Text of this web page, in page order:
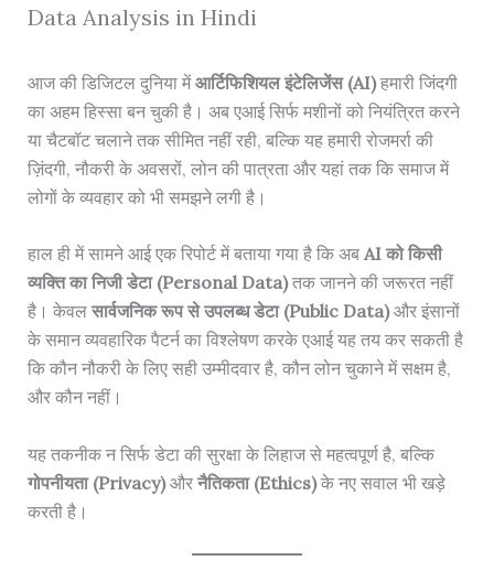
Data Analysis in Hindi
आज की डिजिटल दुनिया मेंआर्टिफिशियल इंटेलिजेंस (AI)हमारी जिंदगी
का अहम हिस्सा बन चुकी है। अब एआई सिर्फ मशीनों को नियंत्रित करने
या चैटबॉट चलाने तक सीमित नहीं रही, बल्कि यह हमारी रोजमर्रा की
ज़िंदगी, नौकरी के अवसरों, लोन की पात्रता और यहां तक कि समाज में
लोगों के व्यवहार को भी समझने लगी है।
हाल ही में सामने आई एक रिपोर्ट में बताया गया है कि अब AI को किसी
व्यक्ति का निजी डेटा (Personal Data)तक जानने की जरूरत नहीं
है। केवल सार्वजनिक रूप से उपलब्ध डेटा (Public Data)और इंसानों
के समान व्यवहारिक पैटर्न का विश्लेषण करके एआई यह तय कर सकती है
कि कौन नौकरी के लिए सही उम्मीदवार है, कौन लोन चुकाने में सक्षम है,
और कौन नहीं।
यह तकनीक न सिर्फ डेटा की सुरक्षा के लिहाज से महत्वपूर्ण है, बल्कि
गोपनीयता (Privacy)और नैतिकता (Ethics)के नए सवाल भी खड़े
करती है।